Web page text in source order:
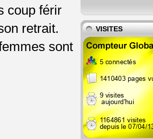
coup férir
retrait.
sont
VISITES